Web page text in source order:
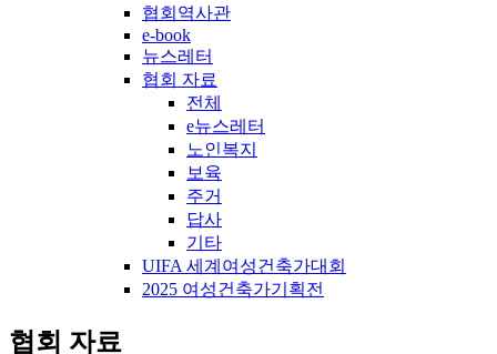
협회역사관
e-book
뉴스레터
협회 자료
전체
e뉴스레터
노인복지
보육
주거
답사
기타
UIFA 세계여성건축가대회
2025 여성건축가기획전
협회 자료